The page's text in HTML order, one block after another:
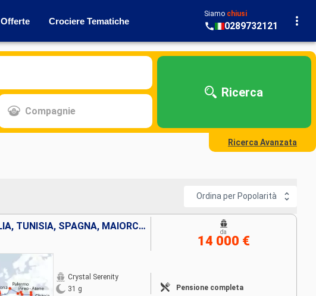
Offerte Crociere Tematiche
Siamo chiusi
0289732121
Compagnie
Ricerca
Ricerca Avanzata
Ordina per Popolarità
GRECIA, MALTA, ITALIA, TUNISIA, SPAGNA, MAIORCA, LANZAROTE, MAROCCO, PORTOGALLO, FRANCIA, PORTORICO, REPUBBLICA DOMINICANA, ISOLE TURKS E CAICOS, STATI UNITI
Crystal Serenity
31 g
Pensione completa
da
14 000 €